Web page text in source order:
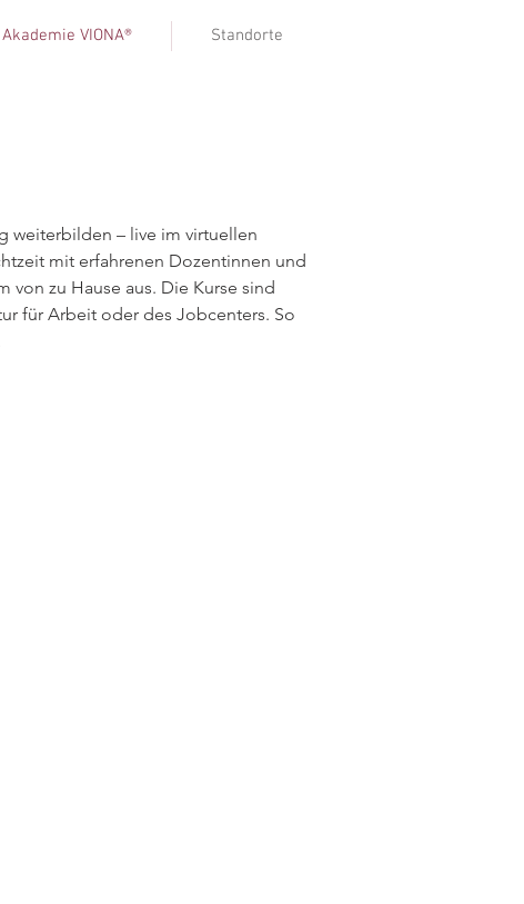
VIONA® Standorte
weiterbilden – live im virtuellen
mit erfahrenen Dozentinnen und
zu Hause aus. Die Kurse sind
für Arbeit oder des Jobcenters. So